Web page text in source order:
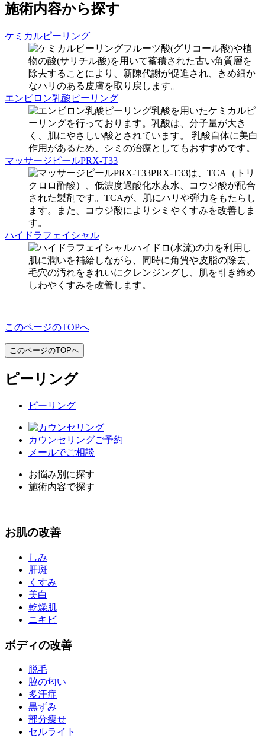
施術内容から探す
ケミカルピーリング
フルーツ酸(グリコール酸)や植
物の酸(サリチル酸)を用いて蓄積された古い角質層を
除去することにより、新陳代謝が促進され、きめ細か
なハリのある皮膚を取り戻します。
エンビロン乳酸ピーリング
乳酸を用いたケミカルピ
ーリングを行っております。乳酸は、分子量が大き
く、肌にやさしい酸とされています。 乳酸自体に美白
作用があるため、シミの治療としてもおすすめです。
マッサージピールPRX-T33
PRX-T33は、TCA（トリ
クロロ酢酸）、低濃度過酸化水素水、コウジ酸が配合
された製剤です。TCAが、肌にハリや弾力をもたらし
ます。また、コウジ酸によりシミやくすみを改善しま
す。
ハイドラフェイシャル
ハイドロ(水流)の力を利用し
肌に潤いを補給しながら、同時に角質や皮脂の除去、
毛穴の汚れをきれいにクレンジングし、肌を引き締め
しわやくすみを改善します。
このページのTOPへ
このページのTOPへ
ピーリング
ピーリング
カウンセリングご予約
メールでご相談
お悩み別に探す
施術内容で探す
お肌の改善
しみ
肝斑
くすみ
美白
乾燥肌
ニキビ
ボディの改善
脱毛
脇の匂い
多汗症
黒ずみ
部分痩せ
セルライト